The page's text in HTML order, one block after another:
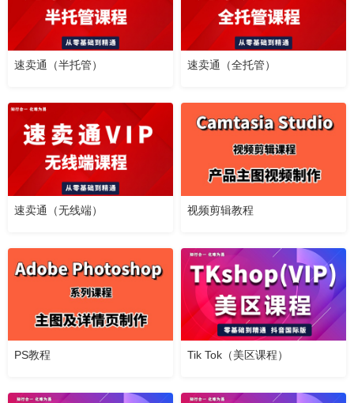
速卖通（半托管） 速卖通（全托管）
速卖通（无线端） 视频剪辑教程
PS教程 Tik Tok（美区课程）